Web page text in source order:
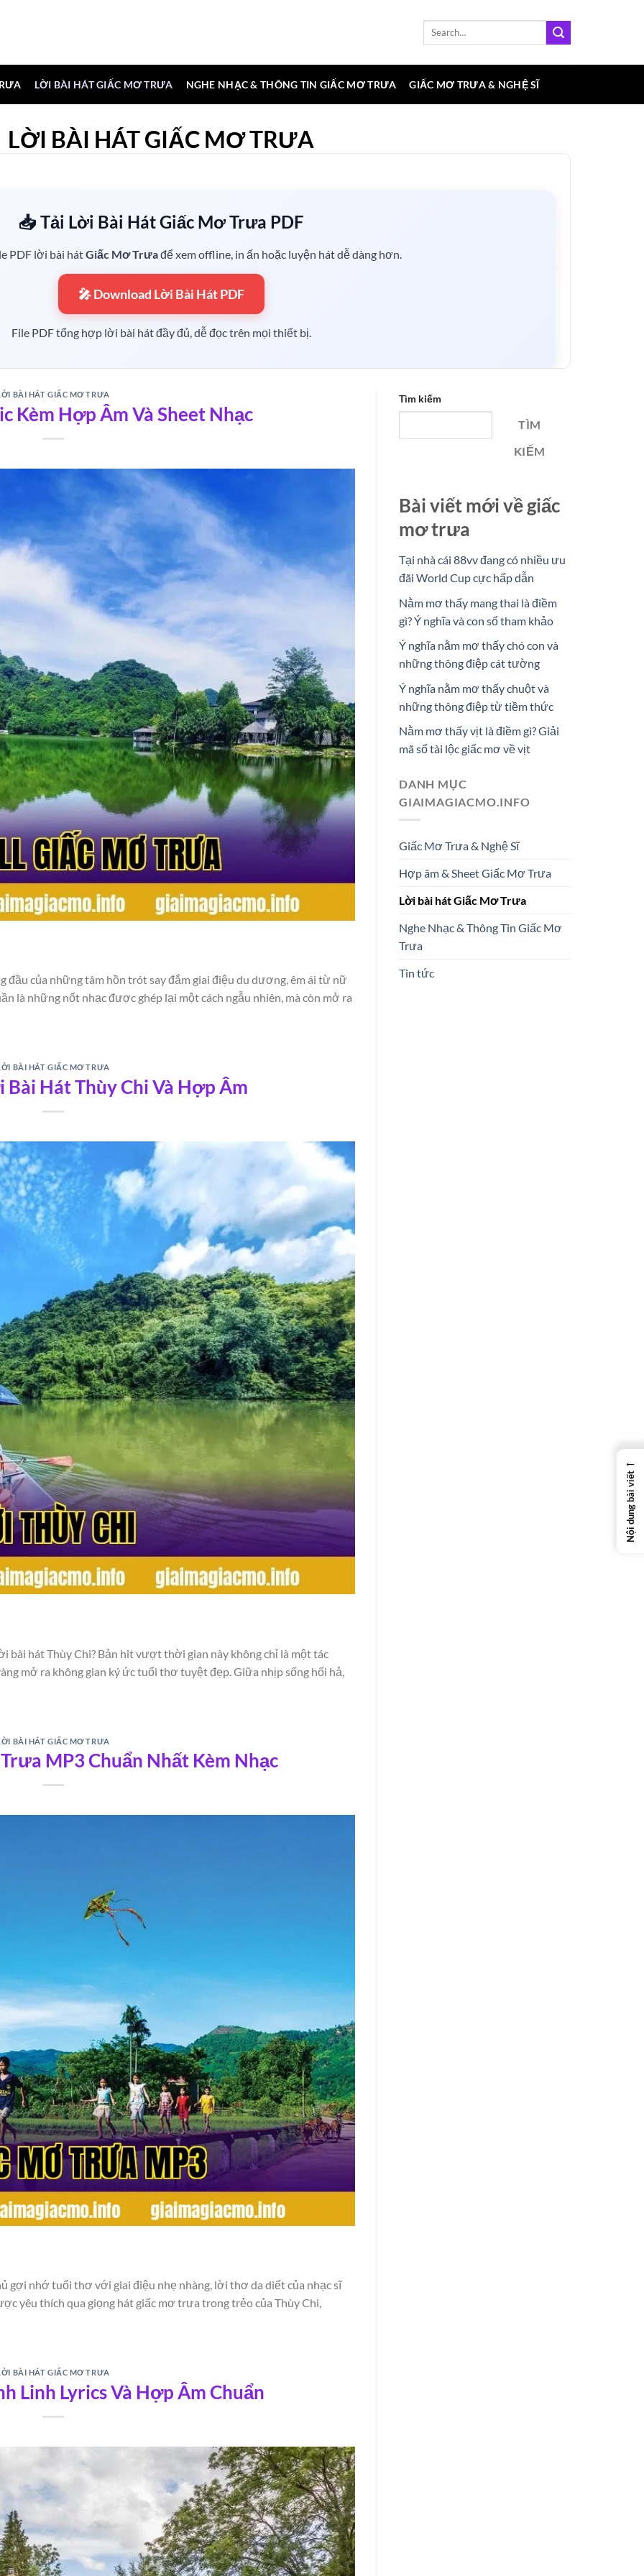
LỜI BÀI HÁT GIẤC MƠ TRƯA NGHE NHẠC & THÔNG TIN GIẤC MƠ TRƯA GIẤC MƠ TRƯA & NGHỆ SĨ
LỜI BÀI HÁT GIẤC MƠ TRƯA
📥 Tải Lời Bài Hát Giấc Mơ Trưa PDF
PDF lời bài hátGiấc Mơ Trưađể xem offline, in ấn hoặc luyện hát dễ dàng hơn.
🎤 Download Lời Bài Hát PDF
File PDF tổng hợp lời bài hát đầy đủ, dễ đọc trên mọi thiết bị.
bạn thưởng thức trọn vẹn giai điệu du dương mà còn mở ra hành trình khám phá chiều sâu cảm xúc và ý
chuẩn xác
Son, việc nắm rõ từng câu chữ là điều cần thiết. Ca từ giản dị nhưng giàu hình ảnh đã tạo nên một không gian
thanh bình, đưa người nghe trở về những ngày tháng tuổi thơ yên ả.
lên những suy tư về cuộc sống và thời gian.Xem thêm: Nghe Giấc Mơ Trưa – Thùy Chi
Mơ Trưa
bình yên, buông bỏ và tìm lại cân bằng trong cuộc sống. Ca khúc như một liệu pháp tinh thần giúp thư giãn và
số may mắn
liên hệ đến các con số mang ý nghĩa phong thủy và tài lộc.
Ý NGHĨA
CON SỐ
Tài lộc, phát triển
04, 44
Tin vui, bứt phá
Thuận lợi, hanh thông
Bình an, may mắn 01, 10
yêu thích?
trẻo đã tạo nên sức sống lâu bền cho ca khúc.
khảo
âm nhạc mà còn là hành trình cảm xúc đầy ý nghĩa. Khám phá thêm nhiều nội dung hấp dẫn tại
BÀI HÁT GIẤC MƠ TRƯA
Kèm Hợp Âm Và Sheet Nhạc
của những tâm hồn trót say đắm giai điệu du dương, êm ái từ nữ
là những nốt nhạc được ghép lại một cách ngẫu nhiên, mà còn mở ra
BÀI HÁT GIẤC MƠ TRƯA
Hát Thùy Chi Và Hợp Âm
bài hát Thùy Chi? Bản hit vượt thời gian này không chỉ là một tác
mở ra không gian ký ức tuổi thơ tuyệt đẹp. Giữa nhịp sống hối hả,
BÀI HÁT GIẤC MƠ TRƯA
MP3 Chuẩn Nhất Kèm Nhạc
gợi nhớ tuổi thơ với giai điệu nhẹ nhàng, lời thơ da diết của nhạc sĩ
yêu thích qua giọng hát giấc mơ trưa trong trẻo của Thùy Chi,
BÀI HÁT GIẤC MƠ TRƯA
Linh Lyrics Và Hợp Âm Chuẩn
Tìm kiếm
TÌM
KIẾM
Bài viết mới về giấc
mơ trưa
Tại nhà cái 88vv đang có nhiều ưu
đãi World Cup cực hấp dẫn
Nằm mơ thấy mang thai là điềm
gì? Ý nghĩa và con số tham khảo
Ý nghĩa nằm mơ thấy chó con và
những thông điệp cát tường
Ý nghĩa nằm mơ thấy chuột và
những thông điệp từ tiềm thức
Nằm mơ thấy vịt là điềm gì? Giải
mã số tài lộc giấc mơ về vịt
DANH MỤC
GIAIMAGIACMO.INFO
Giấc Mơ Trưa & Nghệ Sĩ
Hợp âm & Sheet Giấc Mơ Trưa
Lời bài hát Giấc Mơ Trưa
Nghe Nhạc & Thông Tin Giấc Mơ
Trưa
Tin tức
←
Nội dung bài viết